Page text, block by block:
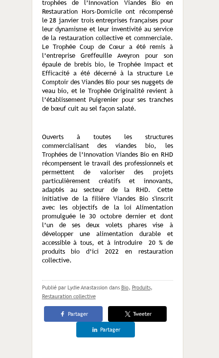
trophées de l’Innovation Viandes Bio en
Restauration Hors-Domicile ont récompensé
le 28 janvier trois entreprises françaises pour
leur dynamisme et leur inventivité au service
de la restauration collective et commerciale.
Le Trophée Coup de Cœur a été remis à
l’entreprise Greffeuille Aveyron pour son
épaule de brebis bio, le Trophée Impact et
Efficacité a été décerné à la structure Le
Comptoir des Viandes Bio pour ses nuggets de
veau bio, et le Trophée Originalité revient à
l’établissement Puigrenier pour ses tranches
de bœuf cuit au sel façon salaté.
Ouverts à toutes les structures
commercialisant des viandes bio, les
Trophées de l’Innovation Viandes Bio en RHD
récompensent le travail des professionnels et
permettent de valoriser des projets
particulièrement créatifs et innovants,
adaptés au secteur de la RHD. Cette
initiative de la filière Viandes Bio s'inscrit
avec les objectifs de la loi Alimentation
promulguée le 30 octobre dernier et dont
l’un de ses deux volets phares vise à
développer une alimentation durable et
accessible à tous, et à introduire 20 % de
produits bio d’ici 2022 en restauration
collective.
Publié par Lydie Anastassion dans Bio, Produits,
Restauration collective
Partager Tweeter
Partager